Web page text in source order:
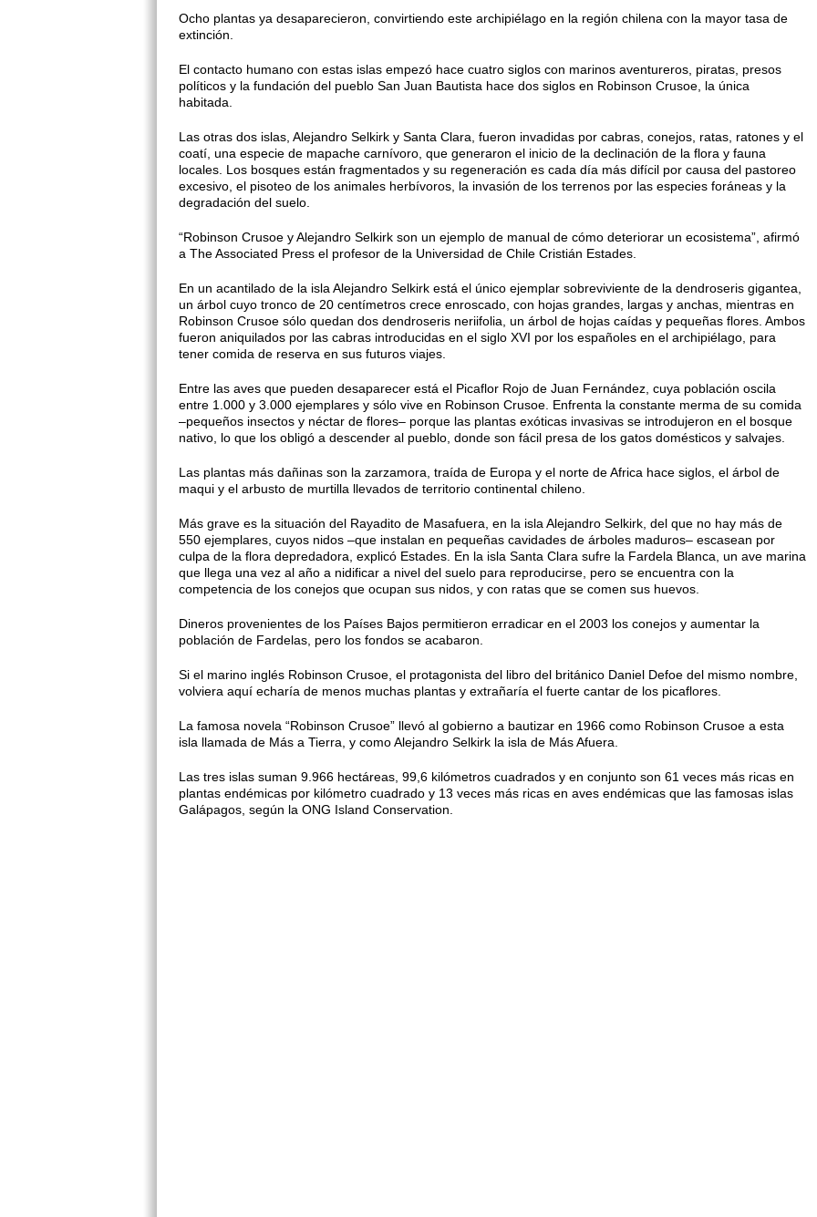
Ocho plantas ya desaparecieron, convirtiendo este archipiélago en la región chilena con la mayor tasa de
extinción.
El contacto humano con estas islas empezó hace cuatro siglos con marinos aventureros, piratas, presos
políticos y la fundación del pueblo San Juan Bautista hace dos siglos en Robinson Crusoe, la única
habitada.
Las otras dos islas, Alejandro Selkirk y Santa Clara, fueron invadidas por cabras, conejos, ratas, ratones y el
coatí, una especie de mapache carnívoro, que generaron el inicio de la declinación de la flora y fauna
locales. Los bosques están fragmentados y su regeneración es cada día más difícil por causa del pastoreo
excesivo, el pisoteo de los animales herbívoros, la invasión de los terrenos por las especies foráneas y la
degradación del suelo.
“Robinson Crusoe y Alejandro Selkirk son un ejemplo de manual de cómo deteriorar un ecosistema”, afirmó
a The Associated Press el profesor de la Universidad de Chile Cristián Estades.
En un acantilado de la isla Alejandro Selkirk está el único ejemplar sobreviviente de la dendroseris gigantea,
un árbol cuyo tronco de 20 centímetros crece enroscado, con hojas grandes, largas y anchas, mientras en
Robinson Crusoe sólo quedan dos dendroseris neriifolia, un árbol de hojas caídas y pequeñas flores. Ambos
fueron aniquilados por las cabras introducidas en el siglo XVI por los españoles en el archipiélago, para
tener comida de reserva en sus futuros viajes.
Entre las aves que pueden desaparecer está el Picaflor Rojo de Juan Fernández, cuya población oscila
entre 1.000 y 3.000 ejemplares y sólo vive en Robinson Crusoe. Enfrenta la constante merma de su comida
–pequeños insectos y néctar de flores– porque las plantas exóticas invasivas se introdujeron en el bosque
nativo, lo que los obligó a descender al pueblo, donde son fácil presa de los gatos domésticos y salvajes.
Las plantas más dañinas son la zarzamora, traída de Europa y el norte de Africa hace siglos, el árbol de
maqui y el arbusto de murtilla llevados de territorio continental chileno.
Más grave es la situación del Rayadito de Masafuera, en la isla Alejandro Selkirk, del que no hay más de
550 ejemplares, cuyos nidos –que instalan en pequeñas cavidades de árboles maduros– escasean por
culpa de la flora depredadora, explicó Estades. En la isla Santa Clara sufre la Fardela Blanca, un ave marina
que llega una vez al año a nidificar a nivel del suelo para reproducirse, pero se encuentra con la
competencia de los conejos que ocupan sus nidos, y con ratas que se comen sus huevos.
Dineros provenientes de los Países Bajos permitieron erradicar en el 2003 los conejos y aumentar la
población de Fardelas, pero los fondos se acabaron.
Si el marino inglés Robinson Crusoe, el protagonista del libro del británico Daniel Defoe del mismo nombre,
volviera aquí echaría de menos muchas plantas y extrañaría el fuerte cantar de los picaflores.
La famosa novela “Robinson Crusoe” llevó al gobierno a bautizar en 1966 como Robinson Crusoe a esta
isla llamada de Más a Tierra, y como Alejandro Selkirk la isla de Más Afuera.
Las tres islas suman 9.966 hectáreas, 99,6 kilómetros cuadrados y en conjunto son 61 veces más ricas en
plantas endémicas por kilómetro cuadrado y 13 veces más ricas en aves endémicas que las famosas islas
Galápagos, según la ONG Island Conservation.